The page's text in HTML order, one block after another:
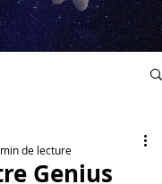
Genius
de lecture